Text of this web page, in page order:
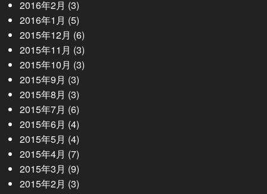
2016年2月 (3)
2016年1月 (5)
2015年12月 (6)
2015年11月 (3)
2015年10月 (3)
2015年9月 (3)
2015年8月 (3)
2015年7月 (6)
2015年6月 (4)
2015年5月 (4)
2015年4月 (7)
2015年3月 (9)
2015年2月 (3)